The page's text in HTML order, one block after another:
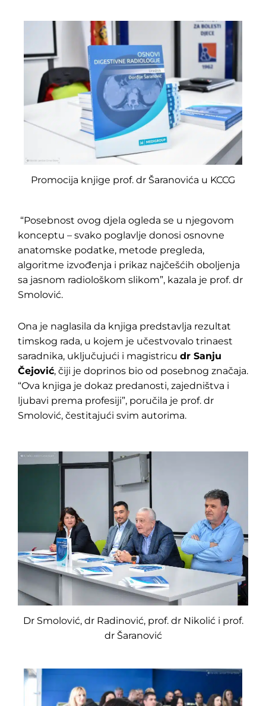
Promocija knjige prof. dr Šaranovića u KCCG
“Posebnost ovog djela ogleda se u njegovom
konceptu – svako poglavlje donosi osnovne
anatomske podatke, metode pregleda,
algoritme izvođenja i prikaz najčešćih oboljenja
sa jasnom radiološkom slikom”, kazala je prof. dr
Smolović.
Ona je naglasila da knjiga predstavlja rezultat
timskog rada, u kojem je učestvovalo trinaest
saradnika, uključujući i magistricu dr Sanju
Čejović, čiji je doprinos bio od posebnog značaja.
“Ova knjiga je dokaz predanosti, zajedništva i
ljubavi prema profesiji”, poručila je prof. dr
Smolović, čestitajući svim autorima.
Dr Smolović, dr Radinović, prof. dr Nikolić i prof.
dr Šaranović